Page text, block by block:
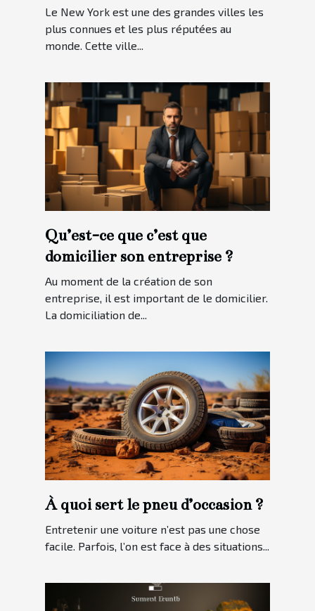
Le New York est une des grandes villes les
plus connues et les plus réputées au
monde. Cette ville...
Qu’est-ce que c’est que
domicilier son entreprise ?
Au moment de la création de son
entreprise, il est important de le domicilier.
La domiciliation de...
À quoi sert le pneu d’occasion ?
Entretenir une voiture n’est pas une chose
facile. Parfois, l’on est face à des situations...